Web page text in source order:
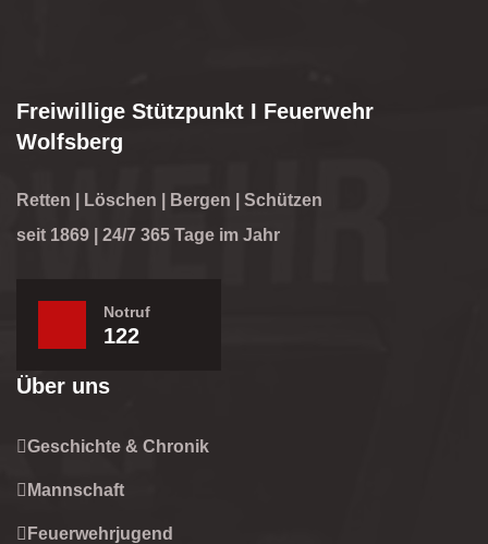
Freiwillige Stützpunkt I Feuerwehr
Wolfsberg
Retten | Löschen | Bergen | Schützen
seit 1869 | 24/7 365 Tage im Jahr
Notruf
122
Über uns
Geschichte & Chronik
Mannschaft
Feuerwehrjugend